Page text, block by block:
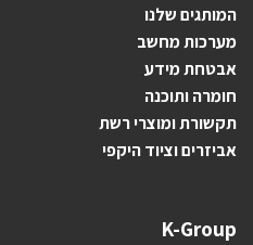
המותגים שלנו
מערכות מחשב
אבטחת מידע
חומרה ותוכנה
תקשורת ומוצרי רשת
אביזרים וציוד היקפי
K-Group